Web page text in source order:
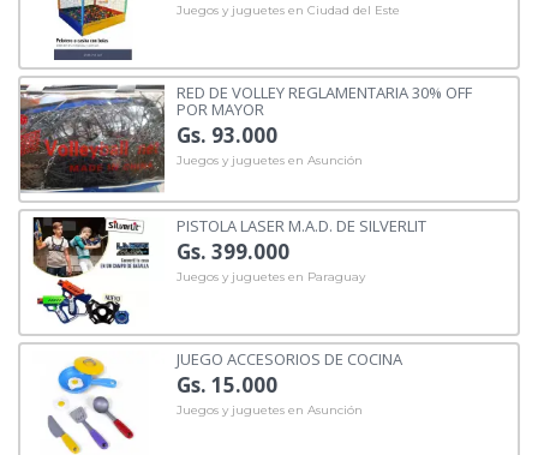
Juegos y juguetes en Ciudad del Este
RED DE VOLLEY REGLAMENTARIA 30% OFF
POR MAYOR
Gs. 93.000
Juegos y juguetes en Asunción
PISTOLA LASER M.A.D. DE SILVERLIT
Gs. 399.000
Juegos y juguetes en Paraguay
JUEGO ACCESORIOS DE COCINA
Gs. 15.000
Juegos y juguetes en Asunción